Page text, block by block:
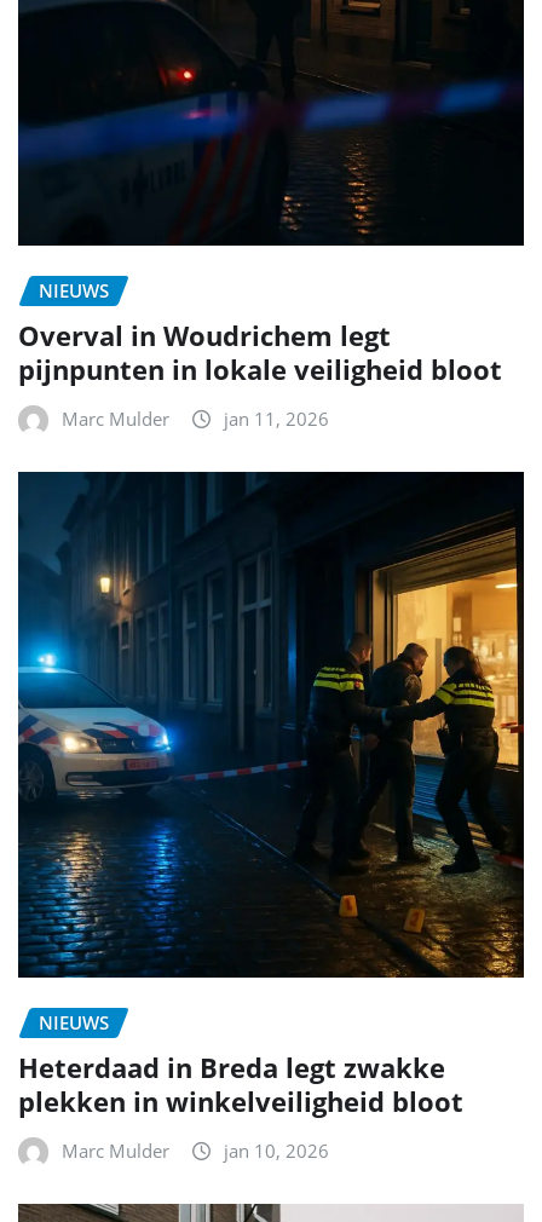
NIEUWS
Overval in Woudrichem legt
pijnpunten in lokale veiligheid bloot
Marc Mulder jan 11, 2026
NIEUWS
Heterdaad in Breda legt zwakke
plekken in winkelveiligheid bloot
Marc Mulder jan 10, 2026